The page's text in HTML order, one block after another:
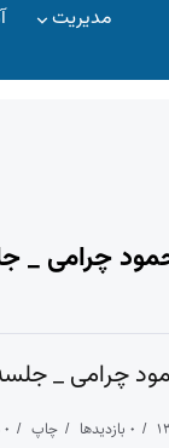
مدیریت
_ محمود چرامی
۰ بازدیدها چاپ ۰ دیدگاه ها